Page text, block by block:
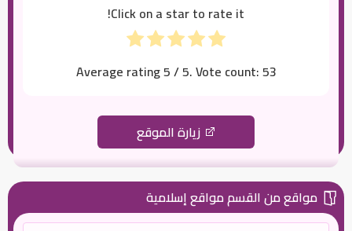
Click on a star to rate it!
Average rating5/ 5. Vote count:53
زيارة الموقع
مواقع من القسم مواقع إسلامية